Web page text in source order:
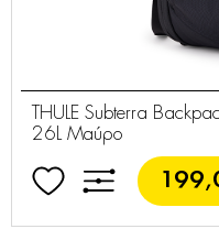
THULE Subterra
26L Μαύρο